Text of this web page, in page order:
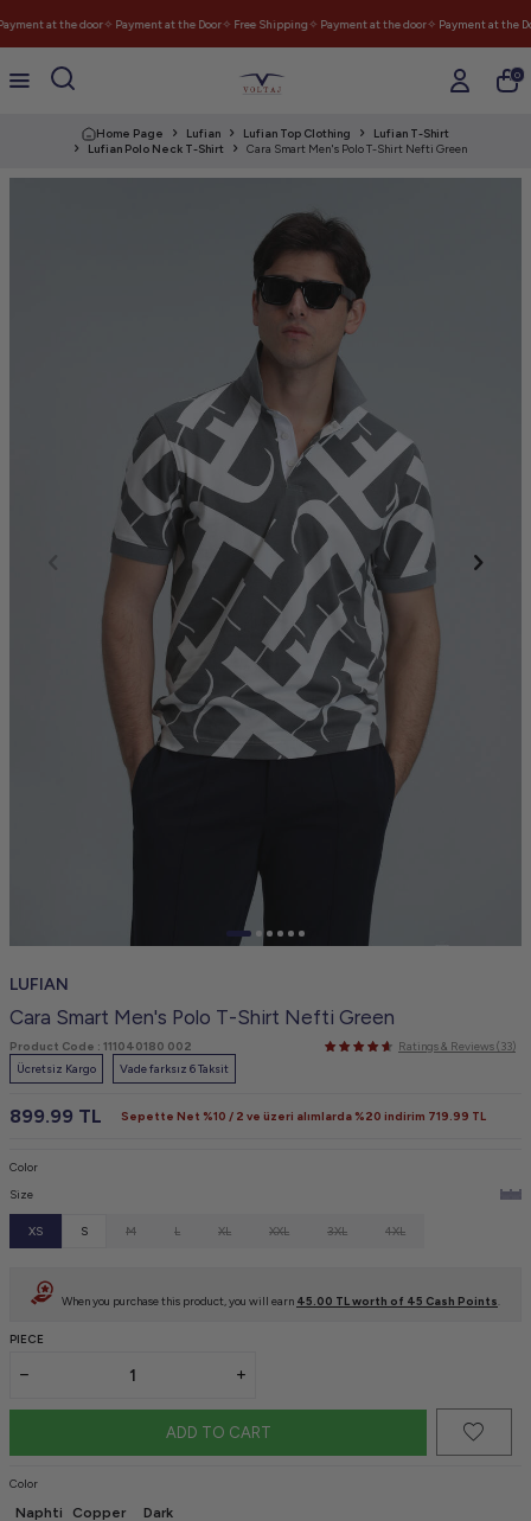
at the door✧ Payment at the Door✧ Free Shipping✧ Payment at the door✧ Payment at the
0
Home Page Lufian Lufian Top Clothing
Lufian T-Shirt
Lufian Polo Neck T-Shirt
Cara Smart Men's Polo T-Shirt Nefti Green
LUFIAN
Cara Smart Men's Polo T-Shirt Nefti Green
Product Code : 111040180 002
Ratings & Reviews (33)
Ücretsiz Kargo
Vade farksız 6 Taksit
899.99 TL Sepette Net %10 / 2 ve üzeri alımlarda %20 indirim 719.99 TL
Color
Size
XS S M L XL XXL 3XL 4XL
When you purchase this product, you will earn 45.00 TL worth of 45 Cash Points
PIECE
ADD TO CART
Color
Naphti
Copper
Dark